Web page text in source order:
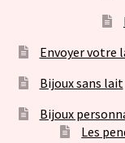
Envoyer votre
Bijoux sans lait
Bijoux
Les